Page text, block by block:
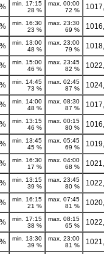
min. 17:15
28 %
max. 00:00
72 %
min. 16:30
23 %
max. 23:30
69 %
min. 13:00
48 %
max. 23:00
79 %
min. 15:00
46 %
max. 23:45
82 %
min. 14:45
73 %
max. 02:45
87 %
min. 14:00
48 %
max. 08:30
87 %
min. 13:15
46 %
max. 00:15
80 %
min. 13:45
45 %
max. 05:45
69 %
min. 16:30
17 %
max. 04:00
68 %
min. 13:15
39 %
max. 23:45
80 %
min. 16:15
21 %
max. 07:45
81 %
min. 17:15
38 %
max. 08:15
65 %
min. 13:30
39 %
max. 23:00
81 %